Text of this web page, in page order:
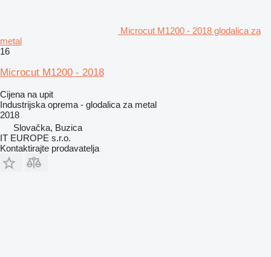
Microcut M1200 - 2018 glodalica za
metal
16
Microcut M1200 - 2018
Cijena na upit
Industrijska oprema - glodalica za metal
2018
Slovačka, Buzica
IT EUROPE s.r.o.
Kontaktirajte prodavatelja